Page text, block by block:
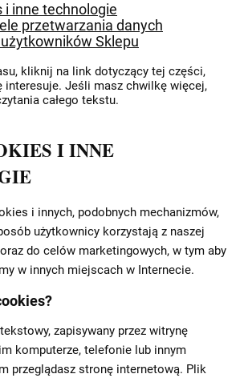
i inne technologie
przetwarzania danych
Sklepu
kliknij na link dotyczący tej części,
interesuje. Jeśli masz chwilkę więcej,
całego tekstu.
I INNE
i innych, podobnych mechanizmów,
użytkownicy korzystają z naszej
do celów marketingowych, w tym aby
w innych miejscach w Internecie.
zapisywany przez witrynę
komputerze, telefonie lub innym
przeglądasz stronę internetową. Plik